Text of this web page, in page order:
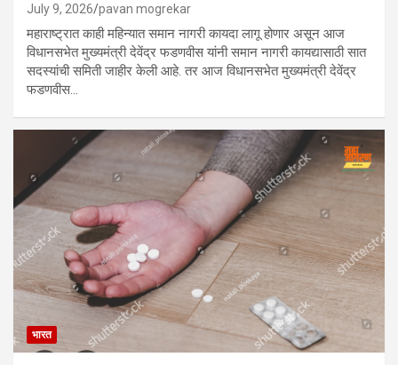
July 9, 2026 pavan mogrekar
महाराष्ट्रात काही महिन्यात समान नागरी कायदा लागू होणार असून आज
विधानसभेत मुख्यमंत्री देवेंद्र फडणवीस यांनी समान नागरी कायद्यासाठी सात
सदस्यांची समिती जाहीर केली आहे. तर आज विधानसभेत मुख्यमंत्री देवेंद्र
फडणवीस…
भारत